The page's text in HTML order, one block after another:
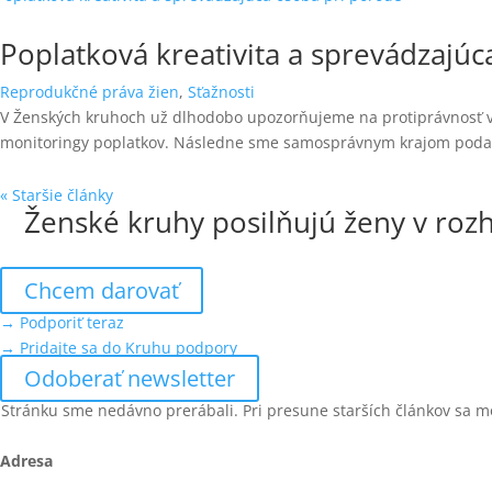
Poplatková kreativita a
Reprodukčné práva žien, Sťažnosti
V Ženských kruhoch už dlhodobo upozorňujeme na
monitoringy poplatkov. Následne sme samosprávnym krajom
« Staršie články
Ženské kruhy posilňujú ženy v
Chcem darovať
→ Podporiť teraz
→ Pridajte sa do Kruhu podpory
Odoberať newsletter
Stránku sme nedávno prerábali. Pri presune starších článkov sa
Adresa